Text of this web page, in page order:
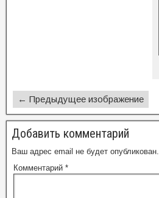
← Предыдущее изображение
Добавить комментарий
Ваш адрес email не будет опубликован.
Комментарий *